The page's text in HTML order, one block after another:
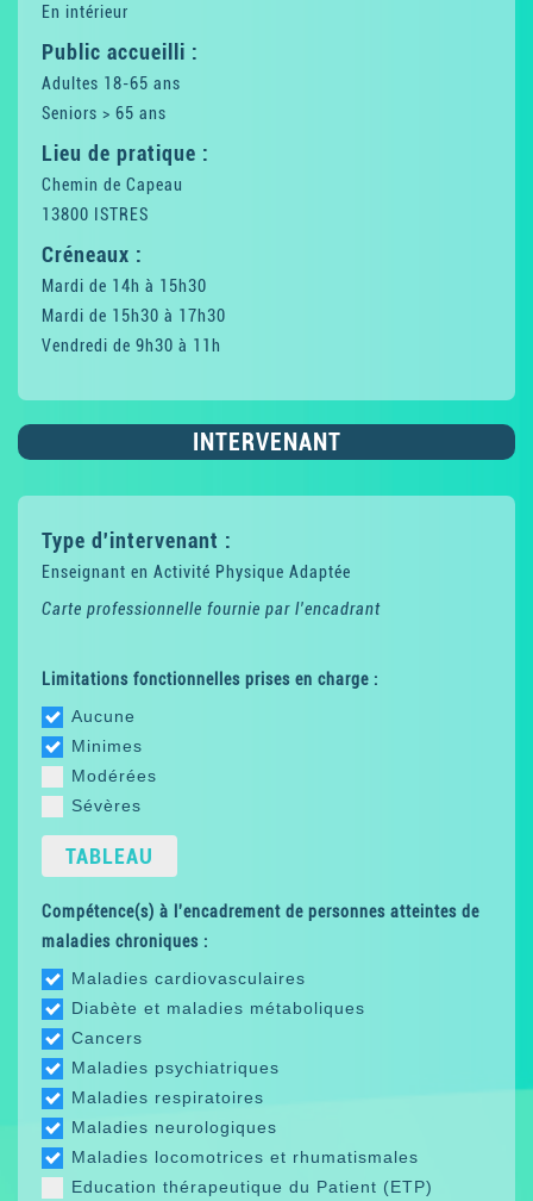
En intérieur
Public accueilli :
Adultes 18-65 ans
Seniors > 65 ans
Lieu de pratique :
Chemin de Capeau
13800 ISTRES
Créneaux :
Mardi de 14h à 15h30
Mardi de 15h30 à 17h30
Vendredi de 9h30 à 11h
INTERVENANT
Type d'intervenant :
Enseignant en Activité Physique Adaptée
Carte professionnelle fournie par l'encadrant
Limitations fonctionnelles prises en charge :
Aucune
Minimes
Modérées
Sévères
TABLEAU
Compétence(s) à l'encadrement de personnes atteintes de
maladies chroniques :
Maladies cardiovasculaires
Diabète et maladies métaboliques
Cancers
Maladies psychiatriques
Maladies respiratoires
Maladies neurologiques
Maladies locomotrices et rhumatismales
Education thérapeutique du Patient (ETP)